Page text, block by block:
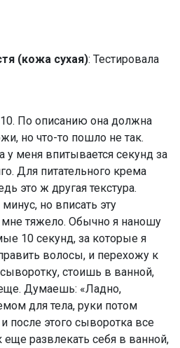
(кожа сухая): Тестировала
По описанию она должна
но что-то пошло не так.
у меня впитывается секунд за
Для питательного крема
это ж другая текстура.
но вписать эту
тяжело. Обычно я наношу
10 секунд, за которые я
волосы, и перехожу к
стоишь в ванной,
Думаешь: «Ладно,
для тела, руки потом
после этого сыворотка все
еще развлекать себя в ванной,